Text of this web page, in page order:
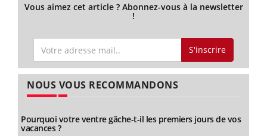
Vous aimez cet article ? Abonnez-vous à la newsletter
!
S'inscrire
NOUS VOUS RECOMMANDONS
Pourquoi votre ventre gâche-t-il les premiers jours de vos
vacances ?